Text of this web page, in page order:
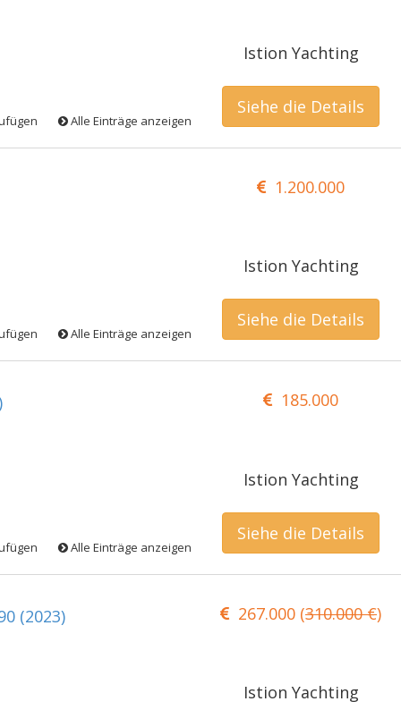
Alle Einträge anzeigen
Istion Yachting
Siehe die Details
1.200.000
Alle Einträge anzeigen
Istion Yachting
Siehe die Details
185.000
Alle Einträge anzeigen
Istion Yachting
Siehe die Details
(2023) 267.000 (310.000 €)
Istion Yachting